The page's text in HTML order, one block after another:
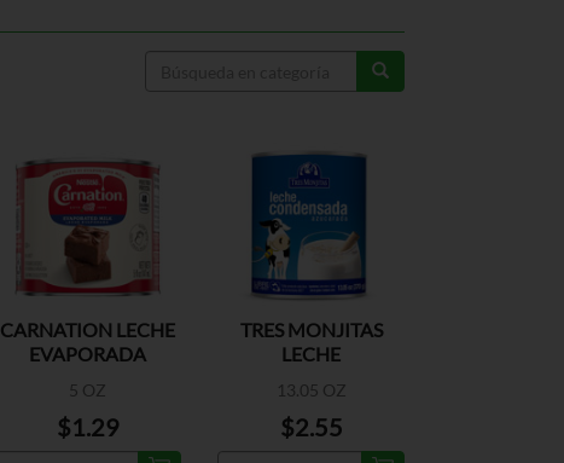
CARNATION LECHE
EVAPORADA
5 OZ
$1.29
TRES MONJITAS
LECHE
AZUCARADA
13.05 OZ
$2.55